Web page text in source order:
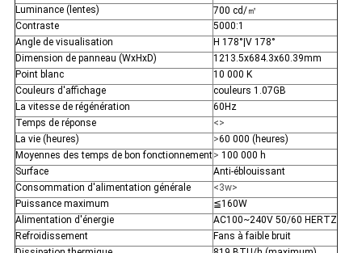
Luminance (lentes)
700 cd/㎡
Contraste
5000:1
Angle de visualisation
H 178°|V 178°
Dimension de panneau (WxHxD)
1213.5x684.3x60.39mm
Point blanc
10 000 K
Couleurs d'affichage
couleurs 1.07GB
La vitesse de régénération
60Hz
Temps de réponse
<>
La vie (heures)
>60 000 (heures)
Moyennes des temps de bon fonctionnement> 100 000 h
Surface
Anti-éblouissant
Consommation d'alimentation générale
<3w>
Puissance maximum
≦160W
Alimentation d'énergie
AC100~240V 50/60 HERTZ
Refroidissement
Fans à faible bruit